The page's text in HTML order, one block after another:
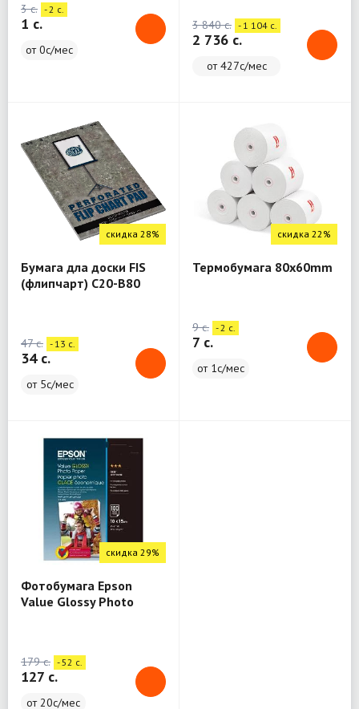
3 c. - 2 c.
1 c.
от 0с/мес
3 840 c. - 1 104 c.
2 736 c.
от 427с/мес
скидка 28%
Бумага дла доски FIS
(флипчарт) C20-B80
47 c. - 13 c.
34 c.
от 5с/мес
скидка 22%
Термобумага 80x60mm
9 c. - 2 c.
7 c.
от 1с/мес
скидка 29%
Фотобумага Epson
Value Glossy Photo
179 c. - 52 c.
127 c.
от 20с/мес